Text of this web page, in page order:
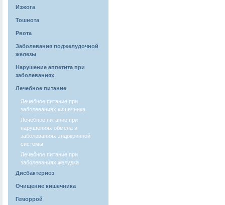
Изжога
Тошнота
Рвота
Заболевания поджелудочной
железы
Нарушение аппетита при
заболеваниях
Лечебное питание
Лечебное питание при
заболеваниях кишечника
Лечебное питание при
нарушениях обмена и
заболеваниях эндокринной
системы
Лечебное питание при
заболеваниях желудка
Дисбактериоз
Очищение кишечника
Геморрой